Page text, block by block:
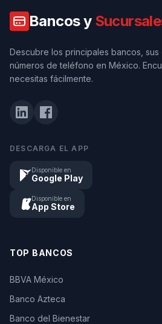
Bancos y
Descubre los principales bancos,
números de teléfono en México.
necesitas fácilmente.
DESCARGA EL APP
Disponible en
Google Play
Disponible en
App Store
TOP BANCOS
BBVA México
Banco Azteca
Banco del Bienestar